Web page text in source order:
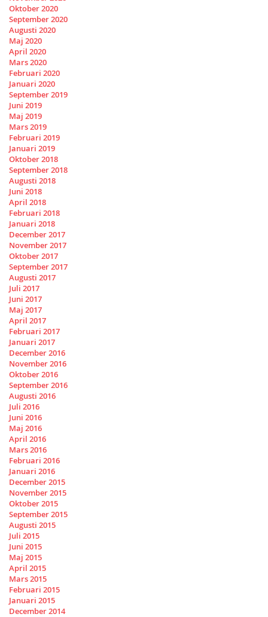
Oktober 2020
September 2020
Augusti 2020
Maj 2020
April 2020
Mars 2020
Februari 2020
Januari 2020
September 2019
Juni 2019
Maj 2019
Mars 2019
Februari 2019
Januari 2019
Oktober 2018
September 2018
Augusti 2018
Juni 2018
April 2018
Februari 2018
Januari 2018
December 2017
November 2017
Oktober 2017
September 2017
Augusti 2017
Juli 2017
Juni 2017
Maj 2017
April 2017
Februari 2017
Januari 2017
December 2016
November 2016
Oktober 2016
September 2016
Augusti 2016
Juli 2016
Juni 2016
Maj 2016
April 2016
Mars 2016
Februari 2016
Januari 2016
December 2015
November 2015
Oktober 2015
September 2015
Augusti 2015
Juli 2015
Juni 2015
Maj 2015
April 2015
Mars 2015
Februari 2015
Januari 2015
December 2014